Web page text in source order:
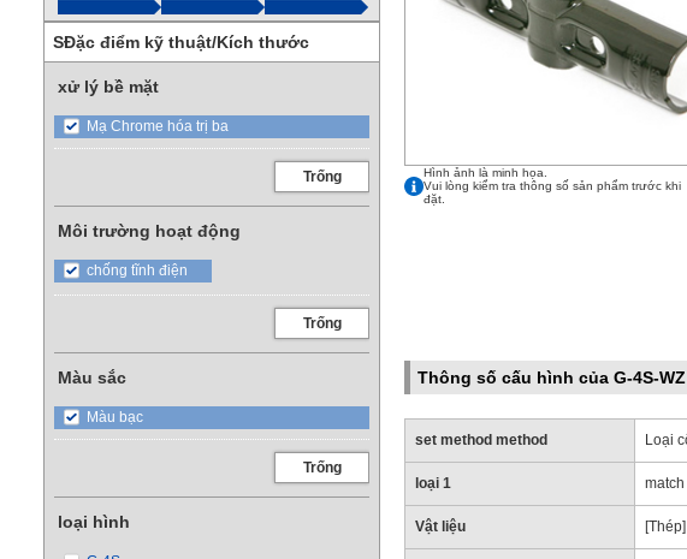
SĐặc điểm kỹ thuật/Kích thước
xử lý bề mặt
Mạ Chrome hóa trị ba
Trống
Môi trường hoạt động
chống tĩnh điện
Trống
Màu sắc
Màu bạc
Trống
loại hình
Hình ảnh là minh họa.
Vui lòng kiểm tra thông số sản phẩm trước khi
đặt.
Thông số cấu hình của G-4S-WZ
set method method Loại
loại 1
Vật liệu